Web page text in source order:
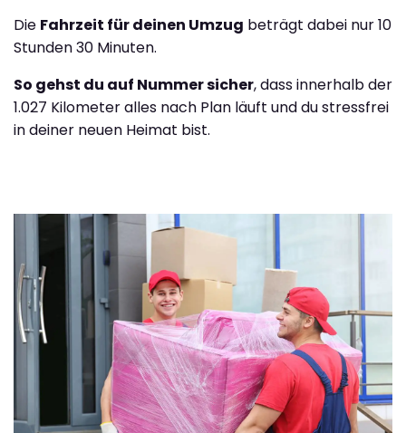
Die Fahrzeit für deinen Umzug beträgt dabei nur 10
Stunden 30 Minuten.
So gehst du auf Nummer sicher, dass innerhalb der
1.027 Kilometer alles nach Plan läuft und du stressfrei
in deiner neuen Heimat bist.